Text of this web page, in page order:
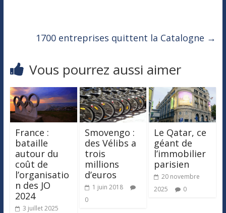
1700 entreprises quittent la Catalogne →
Vous pourrez aussi aimer
France :
bataille
autour du
coût de
l’organisatio
n des JO
2024
3 juillet 2025
Smovengo :
des Vélibs a
trois
millions
d’euros
1 juin 2018
0
Le Qatar, ce
géant de
l’immobilier
parisien
20 novembre
2025
0